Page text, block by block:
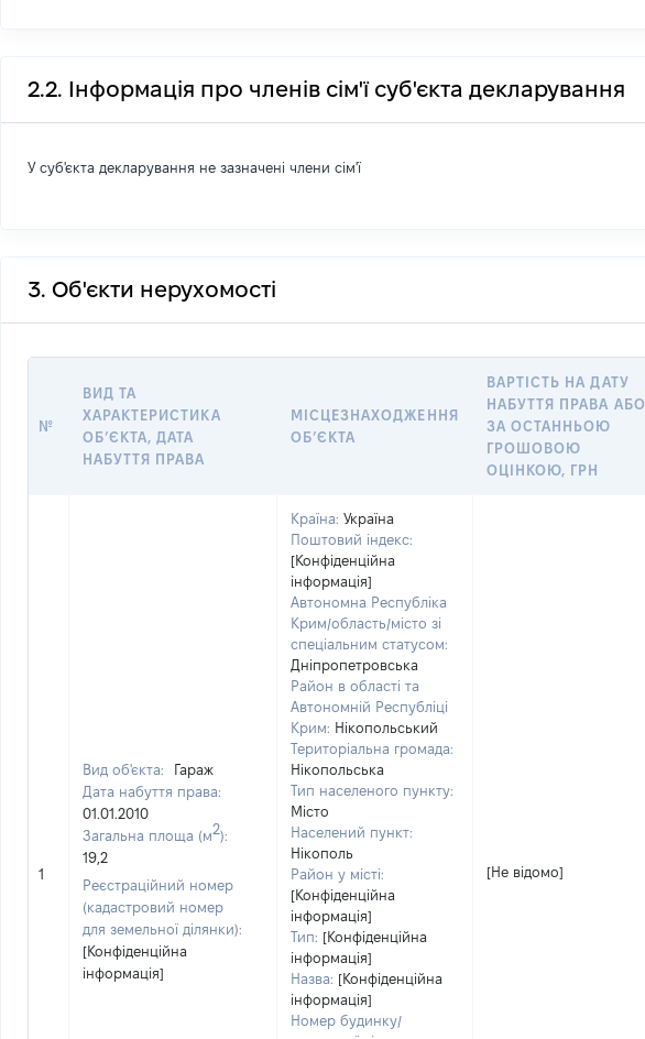
2.2. Інформація про членів сім'ї суб'єкта декларування
У суб'єкта декларування не зазначені члени сім'ї
3. Об'єкти нерухомості
№
ВИД ТА
ХАРАКТЕРИСТИКА
ОБʼЄКТА, ДАТА
НАБУТТЯ ПРАВА
МІСЦЕЗНАХОДЖЕННЯ
ОБʼЄКТА
ВАРТІСТЬ НА ДАТУ
НАБУТТЯ ПРАВА АБО
ЗА ОСТАННЬОЮ
ГРОШОВОЮ
ОЦІНКОЮ, ГРН
1
Вид об'єкта:
Гараж
Дата набуття права:
01.01.2010
Загальна площа (м2):
19,2
Реєстраційний номер
(кадастровий номер
для земельної ділянки):
[Конфіденційна
інформація]
Країна: Україна
Поштовий індекс:
[Конфіденційна
інформація]
Автономна Республіка
Крим/область/місто зі
спеціальним статусом:
Дніпропетровська
Район в області та
Автономній Республіці
Крим: Нікопольський
Територіальна громада:
Нікопольська
Тип населеного пункту:
Місто
Населений пункт:
Нікополь
Район у місті:
[Конфіденційна
інформація]
Тип: [Конфіденційна
інформація]
Назва: [Конфіденційна
інформація]
Номер будинку/
[Не відомо]